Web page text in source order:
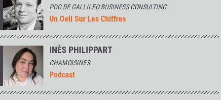
PDG DE GALLILEO BUSINESS CONSULTING
Un Oeil Sur Les Chiffres
INÈS PHILIPPART
CHAMOISINES
Podcast